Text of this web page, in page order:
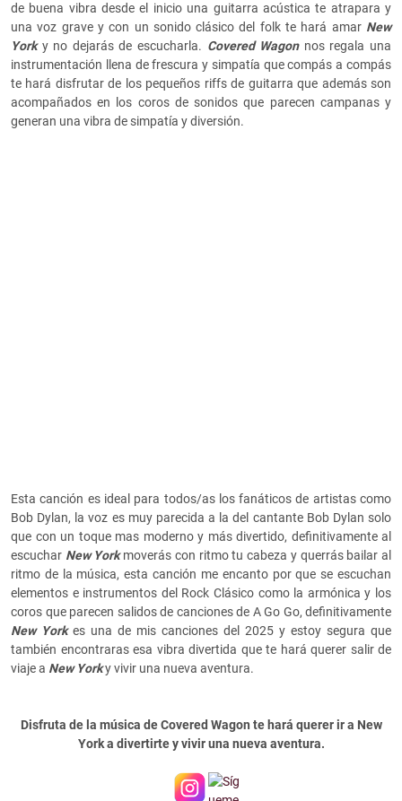
de buena vibra desde el inicio una guitarra acústica te atrapara y
una voz grave y con un sonido clásico del folk te hará amar New
Yorky no dejarás de escucharla. Covered Wagonnos regala una
instrumentación llena de frescura y simpatía que compás a compás
te hará disfrutar de los pequeños riffs de guitarra que además son
acompañados en los coros de sonidos que parecen campanas y
generan una vibra de simpatía y diversión.
Esta canción es ideal para todos/as los fanáticos de artistas como
Bob Dylan, la voz es muy parecida a la del cantante Bob Dylan solo
que con un toque mas moderno y más divertido, definitivamente al
escuchar New Yorkmoverás con ritmo tu cabeza y querrás bailar al
ritmo de la música, esta canción me encanto por que se escuchan
elementos e instrumentos del Rock Clásico como la armónica y los
coros que parecen salidos de canciones de A Go Go, definitivamente
New Yorkes una de mis canciones del 2025 y estoy segura que
también encontraras esa vibra divertida que te hará querer salir de
viaje a New Yorky vivir una nueva aventura.
Disfruta de la música de Covered Wagon te hará querer ir a New
York a divertirte y vivir una nueva aventura.